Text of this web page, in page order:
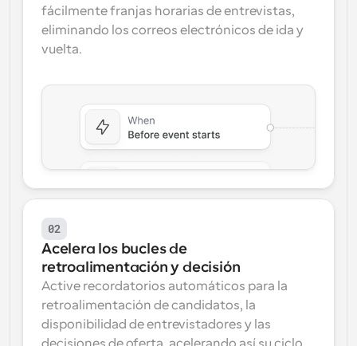
fácilmente franjas horarias de entrevistas,
eliminando los correos electrónicos de ida y
vuelta.
02
Acelera los bucles de
retroalimentación y decisión
Active recordatorios automáticos para la
retroalimentación de candidatos, la
disponibilidad de entrevistadores y las